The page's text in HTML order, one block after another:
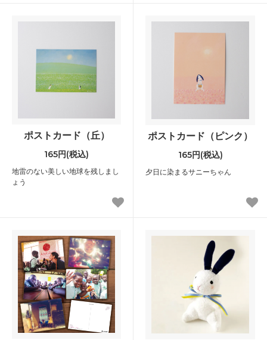
ポストカード（丘）
165円(税込)
地雷のない美しい地球を残しまし
ょう
ポストカード（ピンク）
165円(税込)
夕日に染まるサニーちゃん